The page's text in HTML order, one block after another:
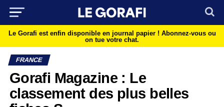
Le Gorafi est enfin disponible en journal papier ! Abonnez-vous ou
on tue votre chat.
FRANCE
Gorafi Magazine : Le
classement des plus belles